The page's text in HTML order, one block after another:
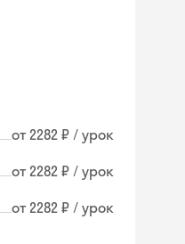
от 2282 ₽ / урок
от 2282 ₽ / урок
от 2282 ₽ / урок